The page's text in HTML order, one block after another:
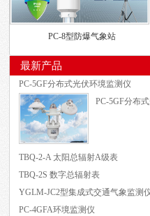
PC-8型防爆气象站
最新产品
PC-5GF分布式光伏环境监测仪
PC-5GF分布
TBQ-2-A 太阳总辐射A级表
TBQ-2S 数字总辐射表
YGLM-JC2型集成式交通气象监测
PC-4GFA环境监测仪